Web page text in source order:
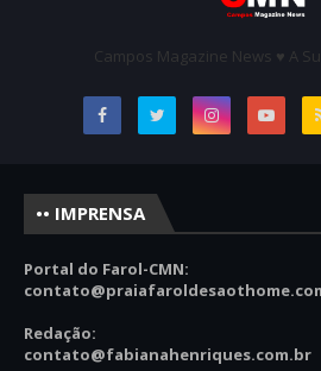
Campos Magazine News ♥ A
•• IMPRENSA
Portal do Farol-CMN:
contato
Redação:
contato@fabianahenriques.com.br